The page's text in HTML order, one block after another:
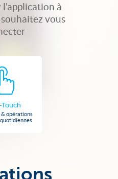
l'application à
vous
Touch
opérations